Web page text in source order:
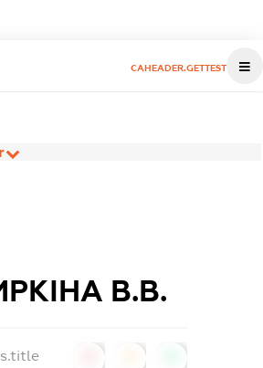
CAHEADER.GETTEST
В.В.